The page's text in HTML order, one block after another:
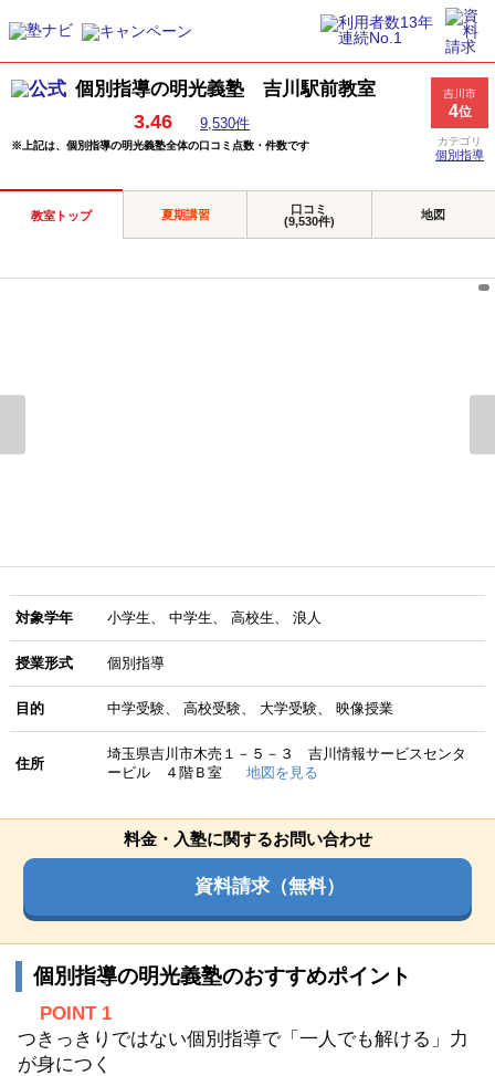
個別指導の明光義塾 吉川駅前教室
3.46 9,530件
※上記は、個別指導の明光義塾全体の口コミ点数・件数です
吉川市
4位
カテゴリ
個別指導
教室トップ 夏期講習
口コミ
(9,530件)
地図
対象学年 小学生 中学生 高校生 浪人
授業形式 個別指導
目的 中学受験 高校受験 大学受験 映像授業
住所
埼玉県吉川市木売１－５－３ 吉川情報サービスセンタ
ービル ４階Ｂ室
地図を見る
料金・入塾に関するお問い合わせ
資料請求（無料）
個別指導の明光義塾のおすすめポイント
POINT 1
つきっきりではない個別指導で「一人でも解ける」力
が身につく